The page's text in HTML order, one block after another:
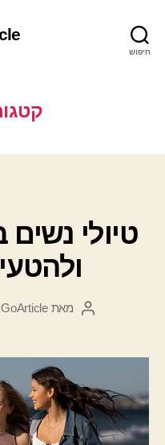
חיפוש
טיולי
המחבר
מאתGoArticle